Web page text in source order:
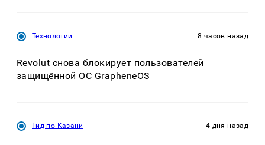
Технологии 8 часов назад
Revolut снова блокирует пользователей
защищённой ОС GrapheneOS
Гид по Казани 4 дня назад